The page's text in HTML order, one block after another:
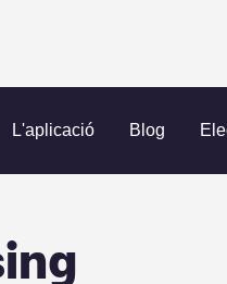
L'aplicació Blog
Oklahoma County Oklahoma